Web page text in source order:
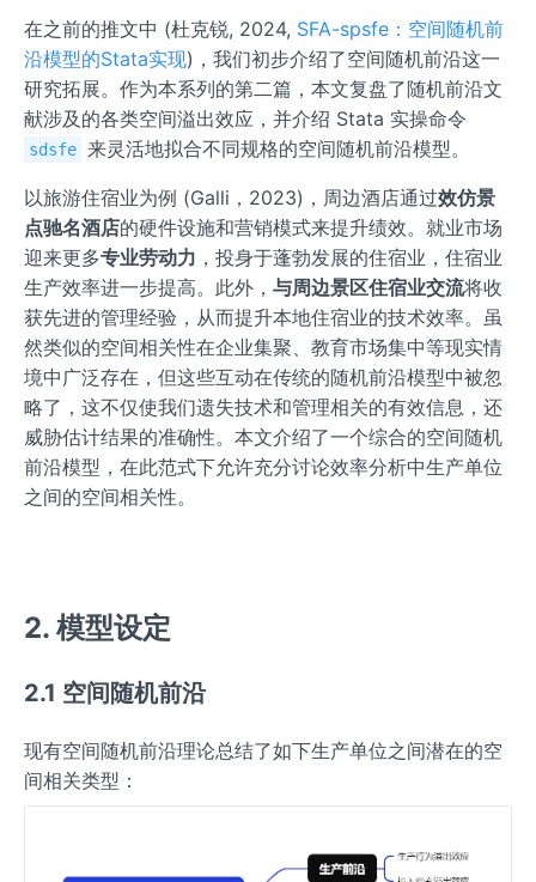
在之前的推文中 (杜克锐, 2024, SFA-spsfe：空间随机前
沿模型的Stata实现)，我们初步介绍了空间随机前沿这一
研究拓展。作为本系列的第二篇，本文复盘了随机前沿文
献涉及的各类空间溢出效应，并介绍 Stata 实操命令
sdsfe 来灵活地拟合不同规格的空间随机前沿模型。
以旅游住宿业为例 (Galli，2023)，周边酒店通过效仿景
点驰名酒店的硬件设施和营销模式来提升绩效。就业市场
迎来更多专业劳动力 ，投身于蓬勃发展的住宿业，住宿业
生产效率进一步提高。此外， 与周边景区住宿业交流将收
获先进的管理经验，从而提升本地住宿业的技术效率。虽
然类似的空间相关性在企业集聚、教育市场集中等现实情
境中广泛存在，但这些互动在传统的随机前沿模型中被忽
略了，这不仅使我们遗失技术和管理相关的有效信息，还
威胁估计结果的准确性。本文介绍了一个综合的空间随机
前沿模型，在此范式下允许充分讨论效率分析中生产单位
之间的空间相关性。
2. 模型设定
2.1 空间随机前沿
现有空间随机前沿理论总结了如下生产单位之间潜在的空
间相关类型：